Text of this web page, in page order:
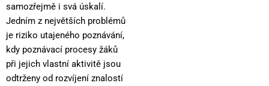
samozřejmě i svá úskalí.
Jedním z největších problémů
je riziko utajeného poznávání,
kdy poznávací procesy žáků
při jejich vlastní aktivitě jsou
odtrženy od rozvíjení znalostí